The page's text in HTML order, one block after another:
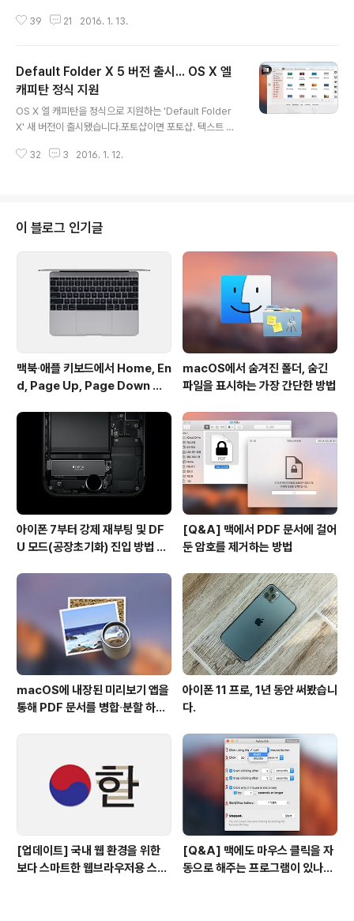
심사가 완료되는대로 업데이트가 이뤄질 예정이라고 합니
이드를 받을 수 있다는 점. 1Password 6 버전의 주요 변
경사항은 크게 세 가지입니다. 첫째로, 제작사 스토어에서
1Password를 구매했더라도 아이클라우드 동기화 기능
을 사용할 수 있게 됐습니다. 즉, 제작사 스토어 버전과 맥
의 아이클라우드를 통해 할 수 있게 된 것입니다. 지금까
39 21 2016. 1. 13.
Default Folder X 5 버전 출시... OS X 엘
캐피탄 정식 지원
OS X 엘 캐피탄을 정식으로 지원하는 'Default Folder
X' 새 버전이 출시됐습니다.포토샵이면 포토샵. 텍스트 편
불러오고 저장할 '기본 폴더'를 자동으로 띄워주는 기능으
Folder X를 정상적으로 이용할 수 없었는데요. 제작사에
따르면 이러한 보안 요건을 충족하기 위해 처음부터 다시
Default Folder X 개발해 출시하게 됐다고 합니다.앞서
베타 버전 소식 전해 드리면서 한 번 다룬 바 있지만, OS X
엘 캐피탄에서 온전히 돌아가는 것에..
32 3 2016. 1. 12.
이 블로그 인기글
맥북∙애플 키보드에서 Home, En
d, Page Up, Page Down 키
macOS에서 숨겨진 폴더, 숨긴
파일을 표시하는 가장 간단한 방법
아이폰 7부터 강제 재부팅 및 DF
U 모드(공장초기화) 진입 방법 변
[Q&A] 맥에서 PDF 문서에 걸어
둔 암호를 제거하는 방법
macOS에 내장된 미리보기 앱을
통해 PDF 문서를 병합∙분할 하는
아이폰 11 프로, 1년 동안 써봤습니
다.
[업데이트] 국내 웹 환경을 위한
보다 스마트한 웹브라우저용 스타
[Q&A] 맥에도 마우스 클릭을 자
동으로 해주는 프로그램이 있나